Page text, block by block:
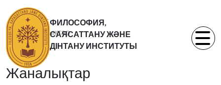
ФИЛОСОФИЯ,
САЯСАТТАНУ ЖӘНЕ
ДІНТАНУ ИНСТИТУТЫ
Басты бет
Жаналықтар
Статьи
Жаналықтар